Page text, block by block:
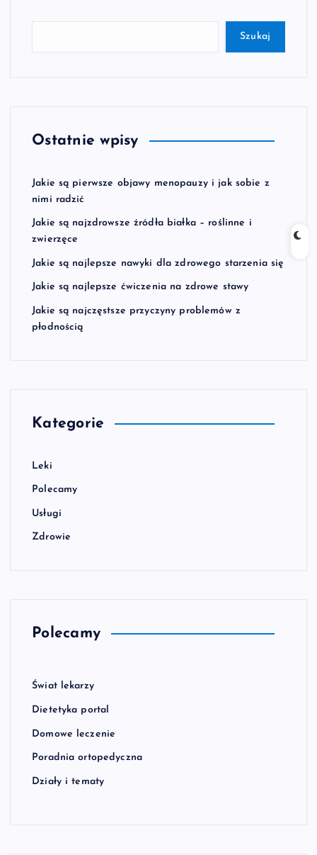
Szukaj
Ostatnie wpisy
Jakie są pierwsze objawy menopauzy i jak sobie z
nimi radzić
Jakie są najzdrowsze źródła białka – roślinne i
zwierzęce
Jakie są najlepsze nawyki dla zdrowego starzenia się
Jakie są najlepsze ćwiczenia na zdrowe stawy
Jakie są najczęstsze przyczyny problemów z
płodnością
Kategorie
Leki
Polecamy
Usługi
Zdrowie
Polecamy
Świat lekarzy
Dietetyka portal
Domowe leczenie
Poradnia ortopedyczna
Działy i tematy